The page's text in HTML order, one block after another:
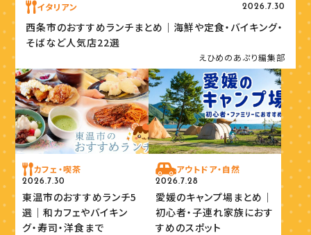
イタリアン 2026.7.30
西条市のおすすめランチまとめ｜海鮮や定食・バイキング・
そばなど人気店22選
えひめのあぷり編集部
カフェ・喫茶
2026.7.30
東温市のおすすめランチ5
選｜和カフェやバイキン
グ・寿司・洋食まで
アウトドア・自然
2026.7.28
愛媛のキャンプ場まとめ｜
初心者・子連れ家族におす
すめのスポット